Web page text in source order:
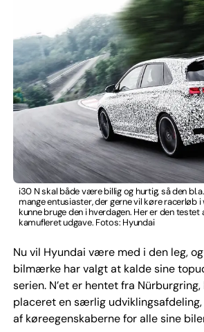
i30 N skal både være billig og hurtig, så den
mange entusiaster, der gerne vil køre racerløb
kunne bruge den i hverdagen. Her er den testet
kamufleret udgave. Fotos: Hyundai
Nu vil Hyundai være med i den leg,
bilmærke har valgt at kalde sine
serien. N’et er hentet fra
placeret en særlig
af køreegenskaberne for alle sine